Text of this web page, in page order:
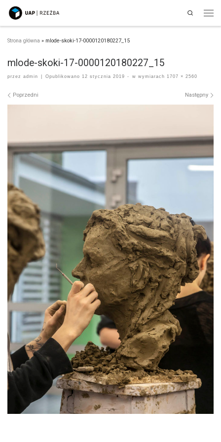
Przejdź do treści
Search
Strona główna » mlode-skoki-17-0000120180227_15
mlode-skoki-17-0000120180227_15
przez admin Opublikowano 12 stycznia 2019 - w wymiarach 1707 × 2560
Nawigacja po obrazach
Poprzedni Następny